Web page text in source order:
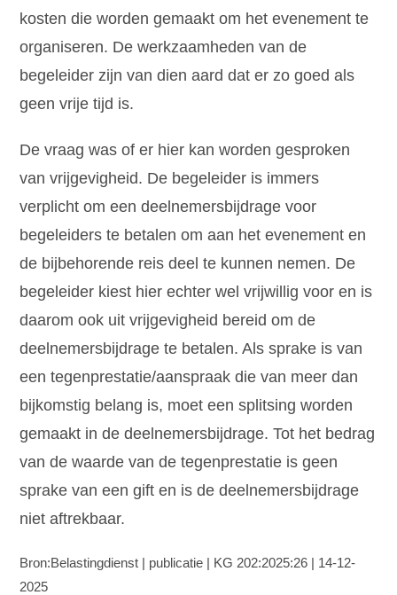
kosten die worden gemaakt om het evenement te
organiseren. De werkzaamheden van de
begeleider zijn van dien aard dat er zo goed als
geen vrije tijd is.
De vraag was of er hier kan worden gesproken
van vrijgevigheid. De begeleider is immers
verplicht om een deelnemersbijdrage voor
begeleiders te betalen om aan het evenement en
de bijbehorende reis deel te kunnen nemen. De
begeleider kiest hier echter wel vrijwillig voor en is
daarom ook uit vrijgevigheid bereid om de
deelnemersbijdrage te betalen. Als sprake is van
een tegenprestatie/aanspraak die van meer dan
bijkomstig belang is, moet een splitsing worden
gemaakt in de deelnemersbijdrage. Tot het bedrag
van de waarde van de tegenprestatie is geen
sprake van een gift en is de deelnemersbijdrage
niet aftrekbaar.
Bron:Belastingdienst | publicatie | KG 202:2025:26 | 14-12-
2025